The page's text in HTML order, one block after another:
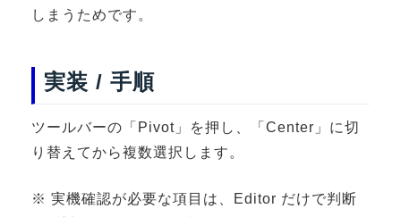
《3DGS》
3DGS受託開発
3D Gaussian Splatting アプリ開発研修
3DGSニュース
受託開発
しまうためです。
実装 / 手順
ツールバーの「Pivot」を押し、「Center」に切
り替えてから複数選択します。
※ 実機確認が必要な項目は、Editor だけで判断